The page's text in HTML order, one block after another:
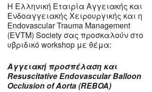
Η Ελληνική Εταιρία Αγγειακής και
Ενδοαγγειακής Χειρουργικής και η
Endovascular Trauma Management
(EVTM) Society σας προσκαλούν στο
υβριδικό workshop με θέμα:
Αγγειακή προσπέλαση και
Resuscitative Endovascular Balloon
Occlusion of Aorta (REBOA)